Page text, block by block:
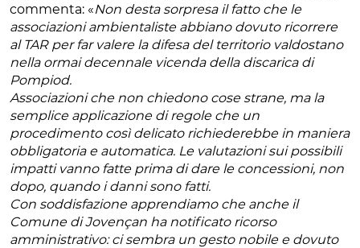
commenta: «Non desta sorpresa il fatto che le
associazioni ambientaliste abbiano dovuto ricorrere
al TAR per far valere la difesa del territorio valdostano
nella ormai decennale vicenda della discarica di
Pompiod.
Associazioni che non chiedono cose strane, ma la
semplice applicazione di regole che un
procedimento così delicato richiederebbe in maniera
obbligatoria e automatica. Le valutazioni sui possibili
impatti vanno fatte prima di dare le concessioni, non
dopo, quando i danni sono fatti.
Con soddisfazione apprendiamo che anche il
Comune di Jovençan ha notificato ricorso
amministrativo: ci sembra un gesto nobile e dovuto